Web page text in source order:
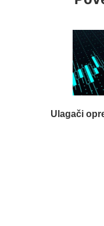
Ulagači